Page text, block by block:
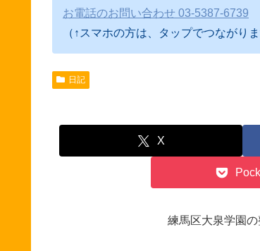
お電話のお問い合わせ 03-5387-6739
（↑スマホの方は、タップでつながりま
日記
X
練馬区大泉学園